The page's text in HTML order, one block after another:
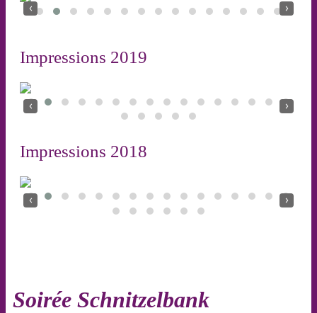
‹ ›
Impressions 2019
‹ ›
Impressions 2018
‹ ›
Soirée Schnitzelbank